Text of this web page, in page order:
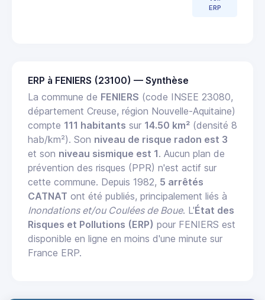
ERP
ERP à FENIERS (23100) — Synthèse
La commune de FENIERS (code INSEE 23080,
département Creuse, région Nouvelle-Aquitaine)
compte 111 habitants sur 14.50 km² (densité 8
hab/km²). Son niveau de risque radon est 3
et son niveau sismique est 1. Aucun plan de
prévention des risques (PPR) n'est actif sur
cette commune. Depuis 1982, 5 arrêtés
CATNAT ont été publiés, principalement liés à
Inondations et/ou Coulées de Boue. L'État des
Risques et Pollutions (ERP) pour FENIERS est
disponible en ligne en moins d'une minute sur
France ERP.